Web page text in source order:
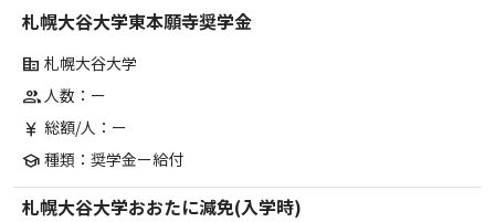
札幌大谷大学東本願寺奨学金
corporate_fare 札幌大谷大学
group人数：ー
currency_yen 総額/人：ー
school 種類：奨学金ー給付
札幌大谷大学おおたに減免(入学時)